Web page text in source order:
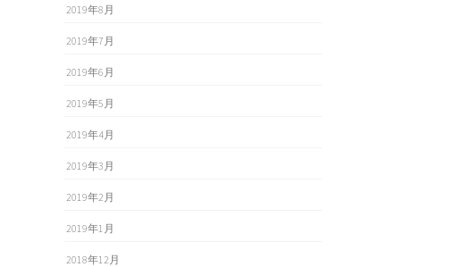
2019年8月
2019年7月
2019年6月
2019年5月
2019年4月
2019年3月
2019年2月
2019年1月
2018年12月